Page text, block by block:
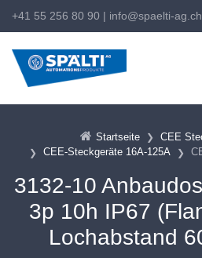
+41 55 256 80 90 | info@spaelti-ag.ch
Startseite
CEE
CEE-Steckgeräte 16A-125A
3132-10
3p 10h IP67
Lochabstand